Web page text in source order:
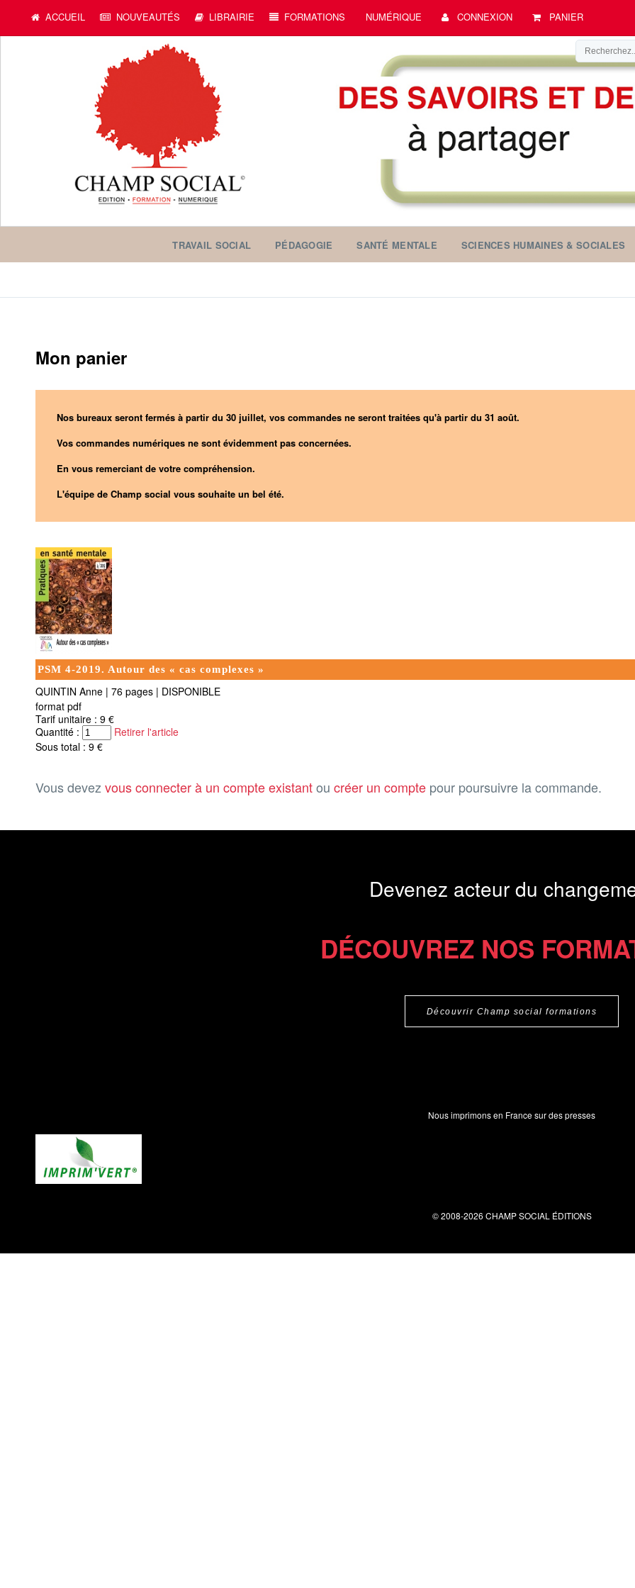
ACCUEIL NOUVEAUTÉS LIBRAIRIE FORMATIONS NUMÉRIQUE CONNEXION PANIER
TRAVAIL SOCIAL PÉDAGOGIE SANTÉ MENTALE SCIENCES HUMAINES & SOCIALES
Mon panier
Nos bureaux seront fermés à partir du 30 juillet, vos commandes ne seront traitées qu'à partir du 31 août.
Vos commandes numériques ne sont évidemment pas concernées.
En vous remerciant de votre compréhension.
L'équipe de Champ social vous souhaite un bel été.
PSM 4-2019. Autour des « cas complexes »
QUINTIN Anne | 76 pages | DISPONIBLE
format pdf
Tarif unitaire : 9 €
Quantité :
Retirer l'article
Sous total : 9 €
Vous devezvous connecter à un compte existantou créer un compte pour poursuivre la commande.
Devenez acteur du
DÉCOUVREZ NOS
Découvrir Champ social formations
Nous imprimons en France sur des presses
© 2008-2026 CHAMP SOCIAL ÉDITIONS